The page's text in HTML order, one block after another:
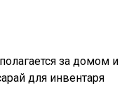
за домом и
для инвентаря